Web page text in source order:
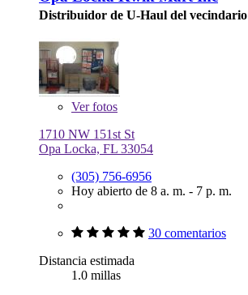
Distribuidor de U-Haul del vecindario
Verfotos
1710 NW 151st St
Opa Locka, FL 33054
(305) 756-6956
Hoy abierto de 8 a. m. - 7 p. m.
30 comentarios
Distancia estimada
1.0 millas